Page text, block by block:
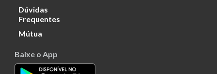
Dúvidas
Frequentes
Mútua
Baixe o App